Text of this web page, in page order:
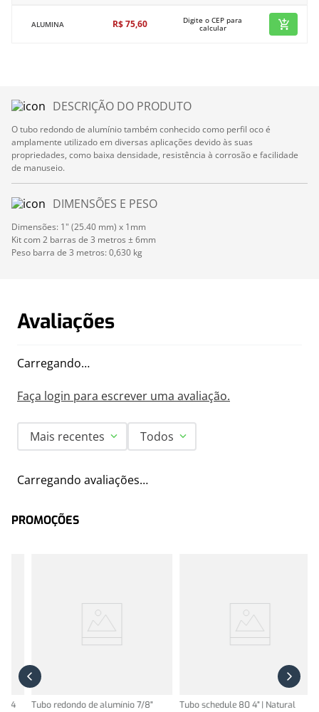
ALUMINA R$75,60 Digite o CEP para
calcular
DESCRIÇÃO DO PRODUTO
O tubo redondo de alumínio também conhecido como perfil oco é
amplamente utilizado em diversas aplicações devido às suas
propriedades, como baixa densidade, resistência à corrosão e facilidade
de manuseio.
DIMENSÕES E PESO
Dimensões: 1" (25.40 mm) x 1mm
Kit com 2 barras de 3 metros ± 6mm
Peso barra de 3 metros: 0,630 kg
Avaliações
Carregando…
Faça login para escrever uma avaliação.
Mais recentes Todos
Carregando avaliações…
PROMOÇÕES
Tubo redondo de alumínio 7/8"
Tubo schedule 80 4" | Natural